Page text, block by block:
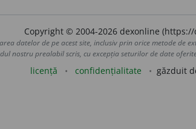
Copyright © 2004-2026 dexonline
datelor de pe acest site, inclusiv prin orice metode de
nostru prealabil scris, cu excepția seturilor de date
licență confidențialitate găzduit